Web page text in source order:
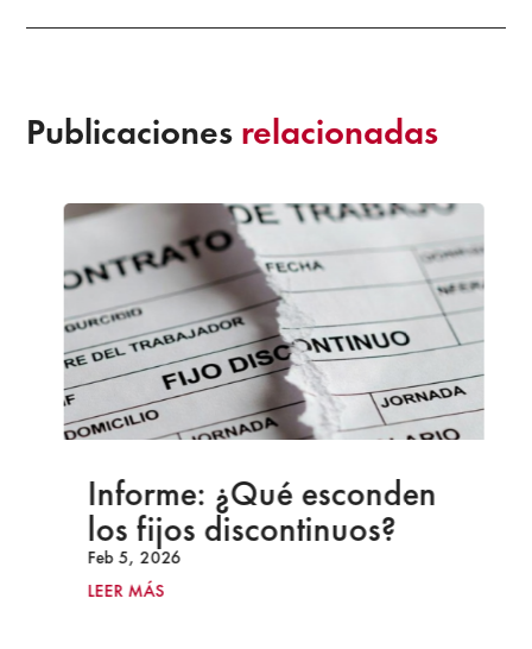
Publicaciones relacionadas
Informe: ¿Qué esconden
los fijos discontinuos?
Feb 5, 2026
LEER MÁS